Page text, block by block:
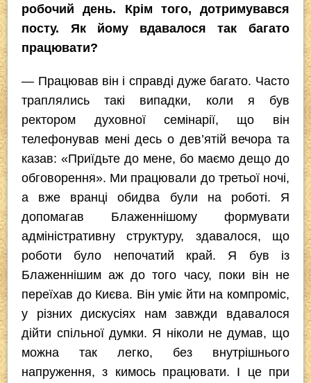
робочий день. Крім того, дотримувався
посту. Як йому вдавалося так багато
працювати?
— Працював він і справді дуже багато. Часто
траплялись такі випадки, коли я був
ректором духовної семінарії, що він
телефонував мені десь о дев’ятій вечора та
казав: «Приїдьте до мене, бо маємо дещо до
обговорення». Ми працювали до третьої ночі,
а вже вранці обидва були на роботі. Я
допомагав Блаженнішому формувати
адміністративну структуру, здавалося, що
роботи було непочатий край. Я був iз
Блаженнішим аж до того часу, поки він не
переїхав до Києва. Він уміє йти на компроміс,
у різних дискусіях нам завжди вдавалося
дійти спільної думки. Я ніколи не думав, що
можна так легко, без внутрішнього
напруження, з кимось працювати. І це при